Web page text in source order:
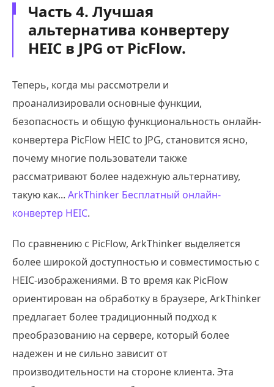
Часть 4. Лучшая
альтернатива конвертеру
HEIC в JPG от PicFlow.
Теперь, когда мы рассмотрели и
проанализировали основные функции,
безопасность и общую функциональность онлайн-
конвертера PicFlow HEIC to JPG, становится ясно,
почему многие пользователи также
рассматривают более надежную альтернативу,
такую как... ArkThinker Бесплатный онлайн-
конвертер HEIC.
По сравнению с PicFlow, ArkThinker выделяется
более широкой доступностью и совместимостью с
HEIC-изображениями. В то время как PicFlow
ориентирован на обработку в браузере, ArkThinker
предлагает более традиционный подход к
преобразованию на сервере, который более
надежен и не сильно зависит от
производительности на стороне клиента. Эта